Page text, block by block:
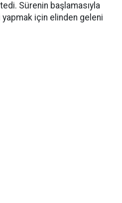
Sürenin başlamasıyla
yapmak için elinden geleni